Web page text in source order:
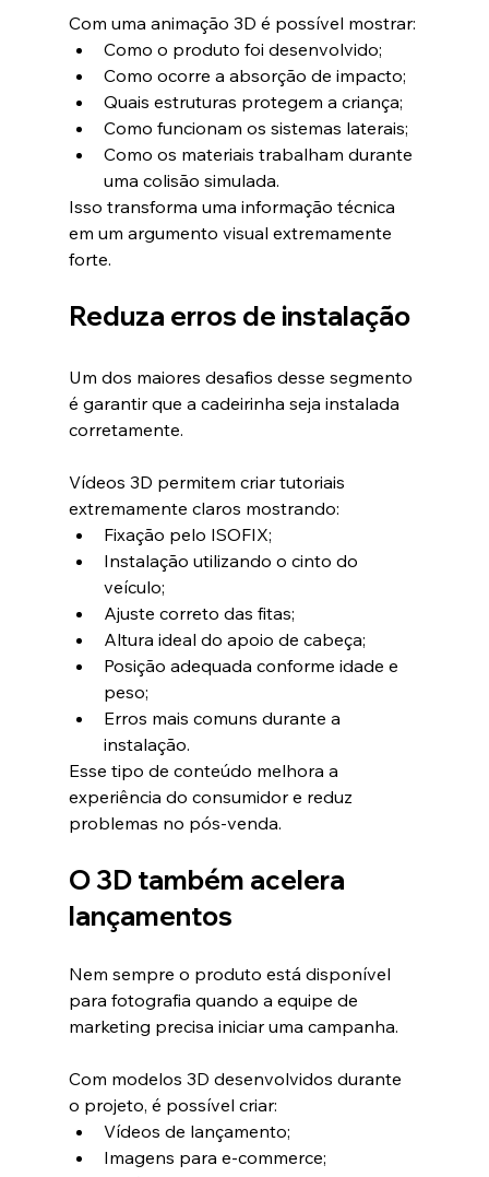
Com uma animação 3D é possível mostrar:
Como o produto foi desenvolvido;
Como ocorre a absorção de impacto;
Quais estruturas protegem a criança;
Como funcionam os sistemas laterais;
Como os materiais trabalham durante
uma colisão simulada.
Isso transforma uma informação técnica
em um argumento visual extremamente
forte.
Reduza erros de instalação
Um dos maiores desafios desse segmento
é garantir que a cadeirinha seja instalada
corretamente.
Vídeos 3D permitem criar tutoriais
extremamente claros mostrando:
Fixação pelo ISOFIX;
Instalação utilizando o cinto do
veículo;
Ajuste correto das fitas;
Altura ideal do apoio de cabeça;
Posição adequada conforme idade e
peso;
Erros mais comuns durante a
instalação.
Esse tipo de conteúdo melhora a
experiência do consumidor e reduz
problemas no pós-venda.
O 3D também acelera
lançamentos
Nem sempre o produto está disponível
para fotografia quando a equipe de
marketing precisa iniciar uma campanha.
Com modelos 3D desenvolvidos durante
o projeto, é possível criar:
Vídeos de lançamento;
Imagens para e-commerce;